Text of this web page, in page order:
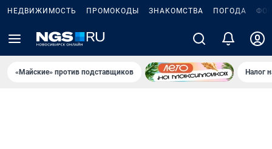
НЕДВИЖИМОСТЬ ПРОМОКОДЫ ЗНАКОМСТВА ПОГОДА
«Майские» против подставщиков Налог